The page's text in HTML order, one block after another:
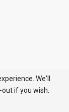
We'll
if you wish.